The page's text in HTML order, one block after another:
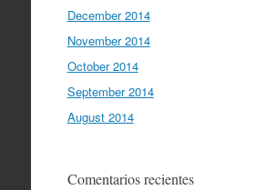
December 2014
November 2014
October 2014
September 2014
August 2014
Comentarios recientes